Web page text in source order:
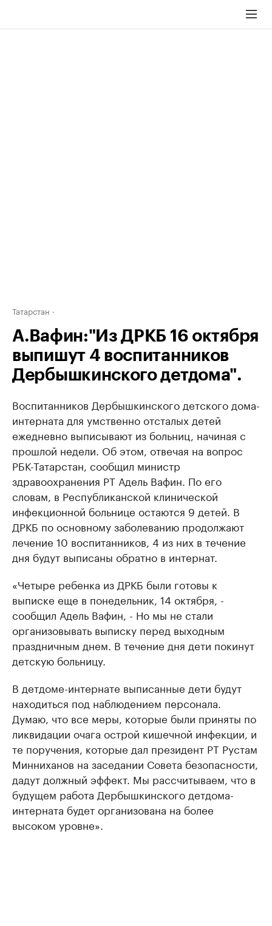
Татарстан
А.Вафин:"Из ДРКБ 16 октября
выпишут 4 воспитанников
Дербышкинского детдома".
Воспитанников Дербышкинского детского дома-
интерната для умственно отсталых детей
ежедневно выписывают из больниц, начиная с
прошлой недели. Об этом, отвечая на вопрос
РБК-Татарстан, сообщил министр
здравоохранения РТ Адель Вафин. По его
словам, в Республиканской клинической
инфекционной больнице остаются 9 детей. В
ДРКБ по основному заболеванию продолжают
лечение 10 воспитанников, 4 из них в течение
дня будут выписаны обратно в интернат.
«Четыре ребенка из ДРКБ были готовы к
выписке еще в понедельник, 14 октября, -
сообщил Адель Вафин, - Но мы не стали
организовывать выписку перед выходным
праздничным днем. В течение дня дети покинут
детскую больницу.
В детдоме-интернате выписанные дети будут
находиться под наблюдением персонала.
Думаю, что все меры, которые были приняты по
ликвидации очага острой кишечной инфекции, и
те поручения, которые дал президент РТ Рустам
Минниханов на заседании Совета безопасности,
дадут должный эффект. Мы рассчитываем, что в
будущем работа Дербышкинского детдома-
интерната будет организована на более
высоком уровне».